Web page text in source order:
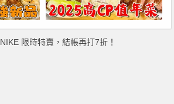
NIKE 限時特賣，結帳再打7折！